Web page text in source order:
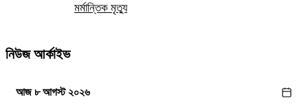
মর্মান্তিক মৃত্যু
নিউজ আর্কাইভ
আজ ৮ আগস্ট ২০২৬